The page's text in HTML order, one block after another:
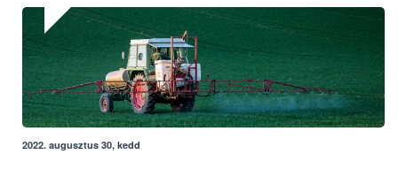
2022. augusztus 30, kedd